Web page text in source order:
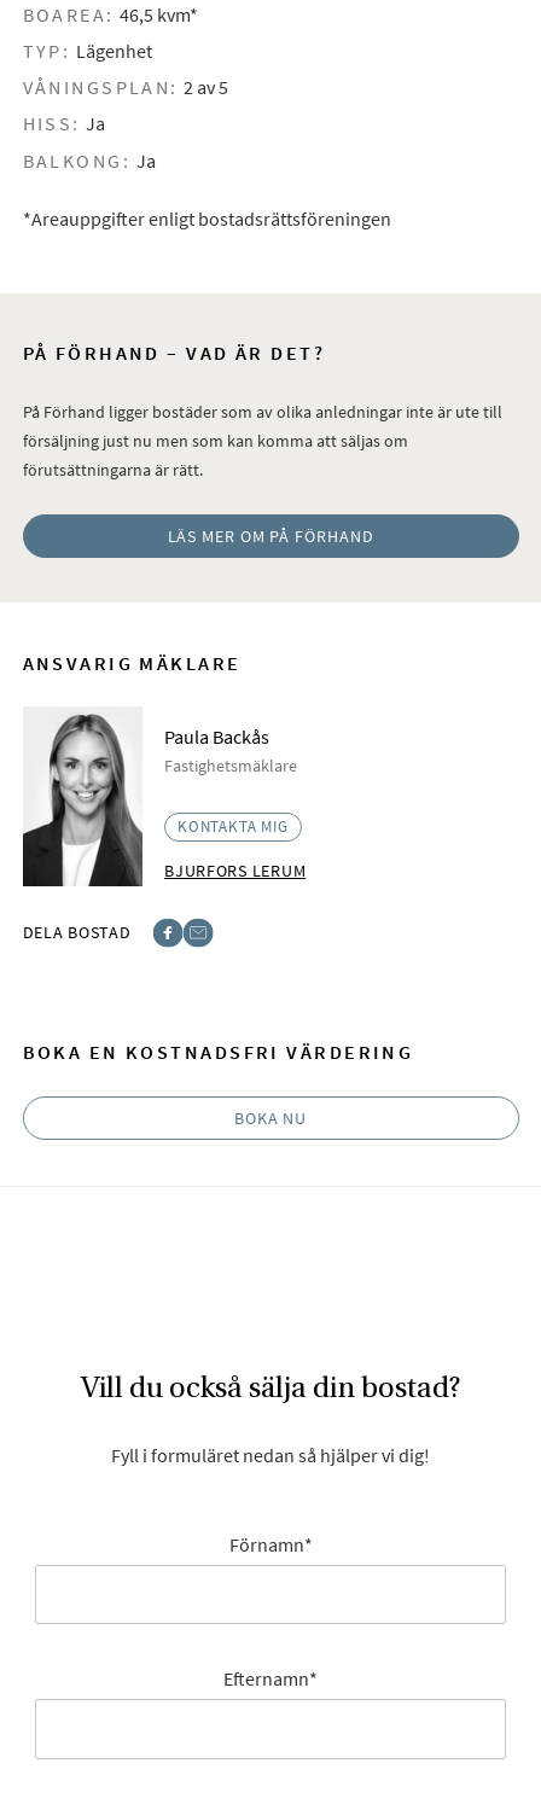
BOAREA: 46,5 kvm*
TYP: Lägenhet
VÅNINGSPLAN: 2 av 5
HISS: Ja
BALKONG: Ja
*Areauppgifter enligt bostadsrättsföreningen
PÅ FÖRHAND – VAD ÄR DET?
På Förhand ligger bostäder som av olika anledningar inte är ute till
försäljning just nu men som kan komma att säljas om
förutsättningarna är rätt.
LÄS MER OM PÅ FÖRHAND
ANSVARIG MÄKLARE
Paula Backås
Fastighetsmäklare
KONTAKTA MIG
BJURFORS LERUM
DELA BOSTAD
BOKA EN KOSTNADSFRI VÄRDERING
BOKA NU
Vill du också sälja din bostad?
Fyll i formuläret nedan så hjälper vi dig!
Förnamn*
Efternamn*